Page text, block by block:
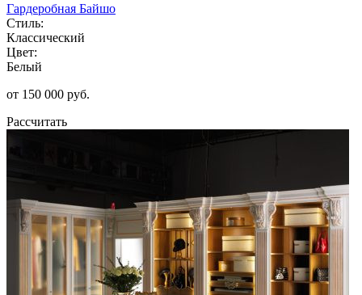
Гардеробная Байшо
Стиль:
Классический
Цвет:
Белый
от 150 000 руб.
Рассчитать